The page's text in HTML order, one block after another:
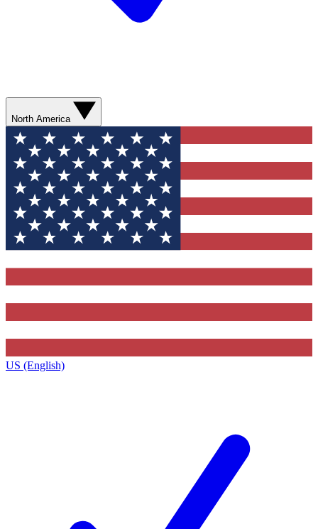
North America
US (English)